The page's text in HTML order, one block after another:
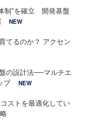
制”を確立 開発基盤
NEW
てるのか？ アクセン
の設計法──マルチエ
プ
NEW
ストを最適化してい